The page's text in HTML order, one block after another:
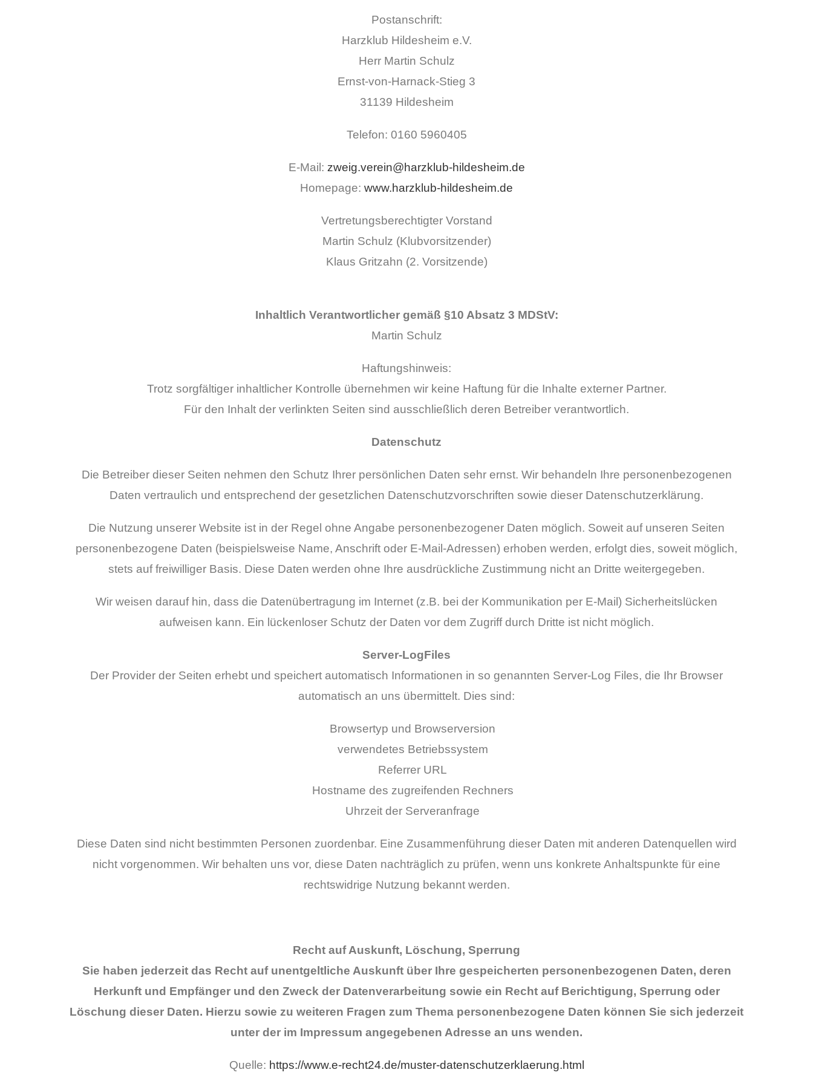
Postanschrift:
Harzklub Hildesheim e.V.
Herr Martin Schulz
Ernst-von-Harnack-Stieg 3
31139 Hildesheim
Telefon: 0160 5960405
E-Mail: zweig.verein@harzklub-hildesheim.de
Homepage: www.harzklub-hildesheim.de
Vertretungsberechtigter Vorstand
Martin Schulz (Klubvorsitzender)
Klaus Gritzahn (2. Vorsitzende)
Inhaltlich Verantwortlicher gemäß §10 Absatz 3 MDStV:
Martin Schulz
Haftungshinweis:
Trotz sorgfältiger inhaltlicher Kontrolle übernehmen wir keine Haftung für die Inhalte externer Partner.
Für den Inhalt der verlinkten Seiten sind ausschließlich deren Betreiber verantwortlich.
Datenschutz
Die Betreiber dieser Seiten nehmen den Schutz Ihrer persönlichen Daten sehr ernst. Wir behandeln Ihre personenbezogenen
Daten vertraulich und entsprechend der gesetzlichen Datenschutzvorschriften sowie dieser Datenschutzerklärung.
Die Nutzung unserer Website ist in der Regel ohne Angabe personenbezogener Daten möglich. Soweit auf unseren Seiten
personenbezogene Daten (beispielsweise Name, Anschrift oder E-Mail-Adressen) erhoben werden, erfolgt dies, soweit möglich,
stets auf freiwilliger Basis. Diese Daten werden ohne Ihre ausdrückliche Zustimmung nicht an Dritte weitergegeben.
Wir weisen darauf hin, dass die Datenübertragung im Internet (z.B. bei der Kommunikation per E-Mail) Sicherheitslücken
aufweisen kann. Ein lückenloser Schutz der Daten vor dem Zugriff durch Dritte ist nicht möglich.
Server-LogFiles
Der Provider der Seiten erhebt und speichert automatisch Informationen in so genannten Server-Log Files, die Ihr Browser
automatisch an uns übermittelt. Dies sind:
Browsertyp und Browserversion
verwendetes Betriebssystem
Referrer URL
Hostname des zugreifenden Rechners
Uhrzeit der Serveranfrage
Diese Daten sind nicht bestimmten Personen zuordenbar. Eine Zusammenführung dieser Daten mit anderen Datenquellen wird
nicht vorgenommen. Wir behalten uns vor, diese Daten nachträglich zu prüfen, wenn uns konkrete Anhaltspunkte für eine
rechtswidrige Nutzung bekannt werden.
Recht auf Auskunft, Löschung, Sperrung
Sie haben jederzeit das Recht auf unentgeltliche Auskunft über Ihre gespeicherten personenbezogenen Daten, deren
Herkunft und Empfänger und den Zweck der Datenverarbeitung sowie ein Recht auf Berichtigung, Sperrung oder
Löschung dieser Daten. Hierzu sowie zu weiteren Fragen zum Thema personenbezogene Daten können Sie sich jederzeit
unter der im Impressum angegebenen Adresse an uns wenden.
Quelle: https://www.e-recht24.de/muster-datenschutzerklaerung.html